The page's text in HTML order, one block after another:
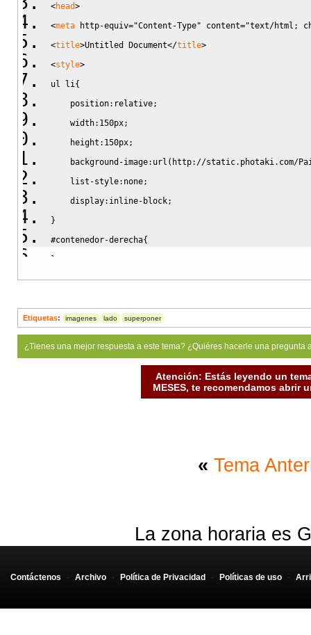
<head>
<meta http-equiv="Content-Type" content="text/html;
<title>Untitled Document</title>
<style>
ul li{
position:relative;
width:150px;
height:150px;
background-image:url(http://static.photaki.com/
list-style:none;
display:inline-block;
}
#contenedor-derecha{
}
</style>
<body>
<ul>
<li><img src="http://t0.gstatic.com/
"http://cdn.holidaywatchdog.com/ta/
"http://www.decorazongallery.com/
Etiquetas: imagenes lado superponer
¿Tienes una mejor respuesta a este tema? ¿Quiéres hacerle una
Atención: Estás leyendo un
MESES, te recomendamos abrir
« Tema
La zona horaria es
Contáctenos - Archivo - Política de Privacidad - Políticas de uso -